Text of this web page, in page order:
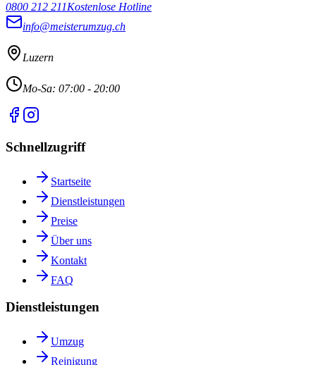
0800 212 211Kostenlose Hotline
info@meisterumzug.ch
Luzern
Mo-Sa: 07:00 - 20:00
Schnellzugriff
Startseite
Dienstleistungen
Preise
Über uns
Kontakt
FAQ
Dienstleistungen
Umzug
Reinigung